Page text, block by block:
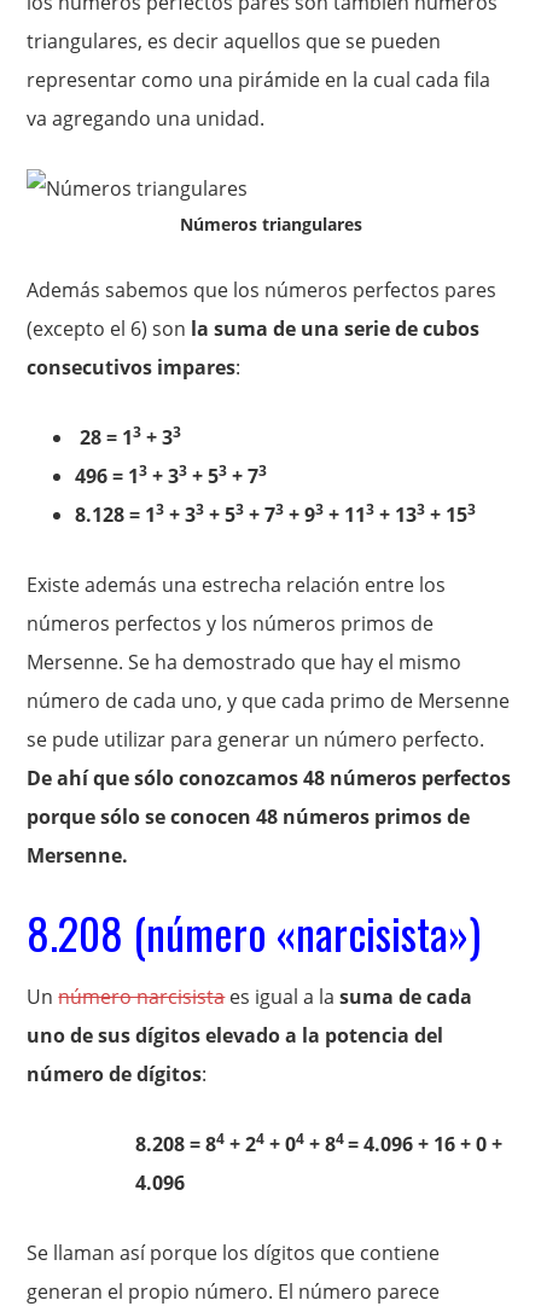
triangulares, es decir aquellos que se pueden
representar como una pirámide en la cual cada fila
va agregando una unidad.
Números triangulares
Además sabemos que los números perfectos pares
(excepto el 6) son la suma de una serie de cubos
consecutivos impares:
28 = 13 + 33
496 = 13 + 33 + 53 + 73
8.128 = 13 + 33 + 53 + 73 + 93 + 113 + 133 + 153
Existe además una estrecha relación entre los
números perfectos y los números primos de
Mersenne. Se ha demostrado que hay el mismo
número de cada uno, y que cada primo de Mersenne
se pude utilizar para generar un número perfecto.
De ahí que sólo conozcamos 48 números perfectos
porque sólo se conocen 48 números primos de
Mersenne.
8.208 (número «narcisista»)
Unnúmero narcisistaes igual a lasuma de cada
uno de sus dígitos elevado a la potencia del
número de dígitos:
8.208 = 84 + 24 + 04 + 84= 4.096 + 16 + 0 +
4.096
Se llaman así porque los dígitos que contiene
generan el propio número. El número parece